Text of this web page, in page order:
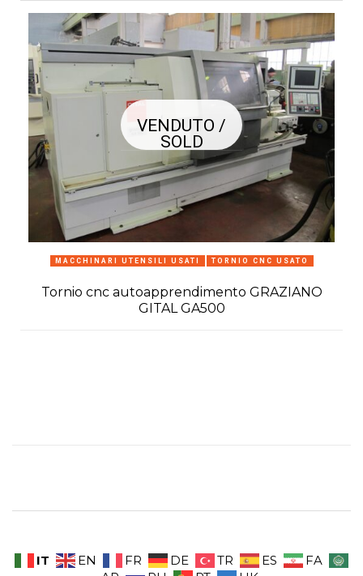
VENDUTO /
SOLD
MACCHINARI UTENSILI USATI TORNIO CNC USATO
Tornio cnc autoapprendimento GRAZIANO
GITAL GA500
IT EN FR DE TR ES
FA